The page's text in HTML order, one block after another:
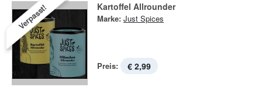
Verpasst! Kartoffel Allrounder
Marke: Just Spices
Preis: € 2,99